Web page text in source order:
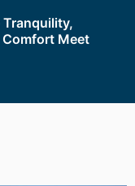
Tranquility,
Meet